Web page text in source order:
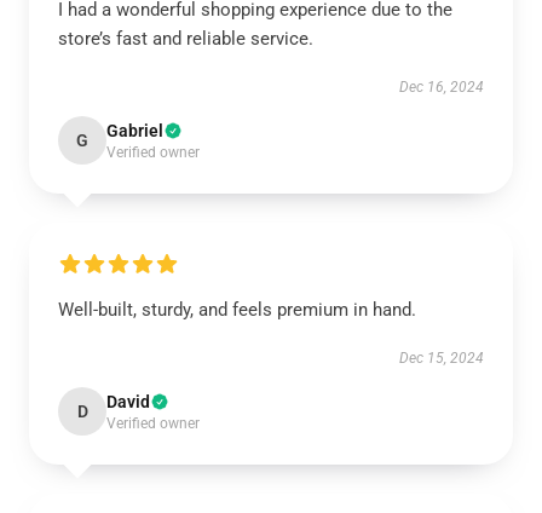
I had a wonderful shopping experience due to the
store’s fast and reliable service.
Dec 16, 2024
G Gabriel
Verified owner
Well-built, sturdy, and feels premium in hand.
Dec 15, 2024
D David
Verified owner